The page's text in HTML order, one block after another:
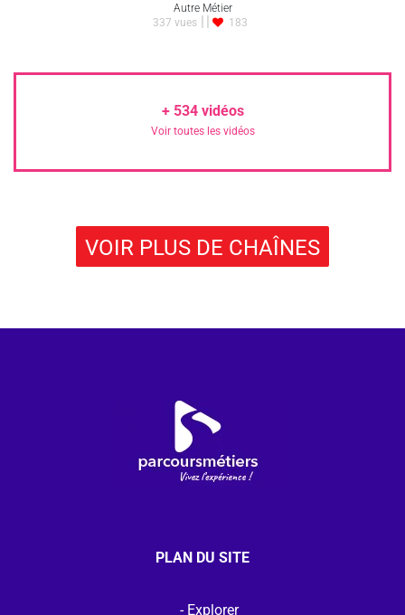
Autre Métier
337 vues
183
+ 534vidéos
Voir toutes les vidéos
VOIR PLUS DE CHAÎNES
PLAN DU SITE
Explorer